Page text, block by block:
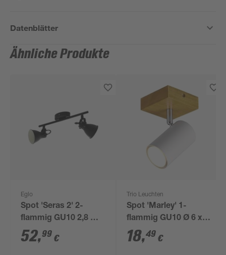
Datenblätter
Ähnliche Produkte
Eglo
Spot 'Seras 2' 2-
flammig GU10 2,8 W
250 lm warmweiß 6,5
cm
52,99 €
Trio Leuchten
Spot 'Marley' 1-
flammig GU10 Ø 6 x 9
x 16 x 12 cm
18,49 €